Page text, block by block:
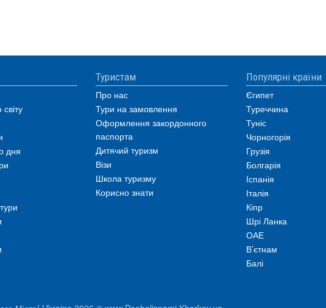
дня
Туристам
Про нас
Тури на замовлення
Оформлення закордонного
паспорта
Дитячий туризм
Візи
Школа туризму
Корисно знати
Популярні країни
Єгипет
Туреччина
Туніс
Чорногорія
Грузія
Болгарія
Іспанія
Італія
Кіпр
Шрі Ланка
ОАЕ
В’єтнам
Балі